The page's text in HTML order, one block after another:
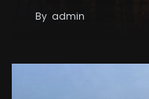
By admin